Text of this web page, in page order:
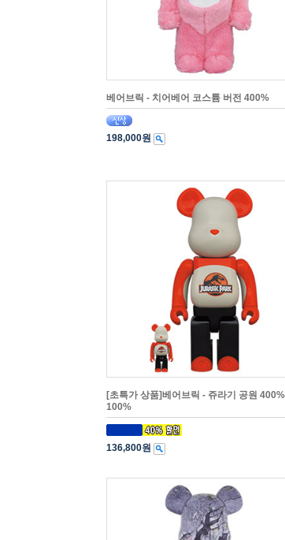
베어브릭 - 치어베어 코스튬 버전 400%
198,000원
[초특가 상품]베어브릭 - 쥬라기 공원
100%
136,800원